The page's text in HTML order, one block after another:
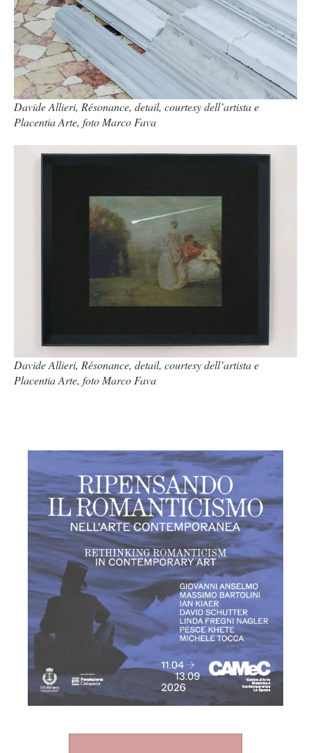
Davide Allieri, Résonance, detail, courtesy dell’artista e
Placentia Arte, foto Marco Fava
Davide Allieri, Résonance, detail, courtesy dell’artista e
Placentia Arte, foto Marco Fava